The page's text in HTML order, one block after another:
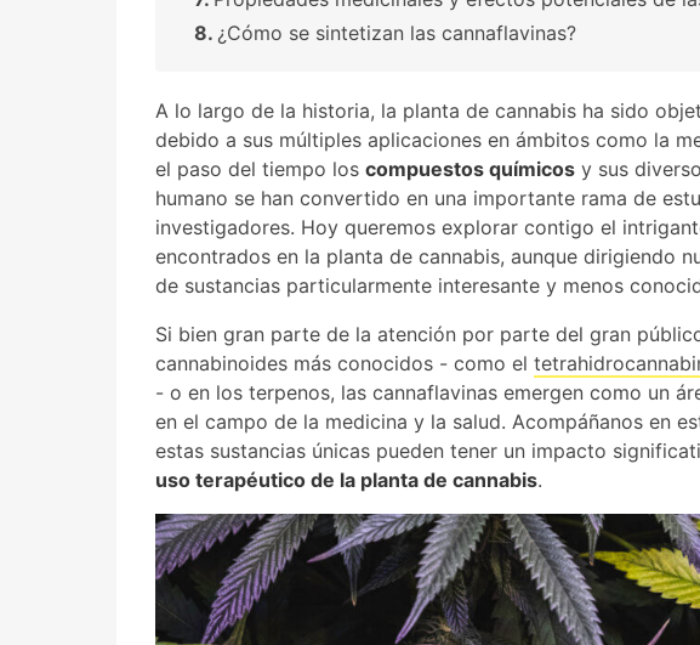
¿Cómo se sintetizan las cannaflavinas?
A lo largo de la historia, la planta de cannabis ha sido
debido a sus múltiples aplicaciones en ámbitos como la
el paso del tiempo los compuestos químicos y sus
humano se han convertido en una importante rama de
investigadores. Hoy queremos explorar contigo el
encontrados en la planta de cannabis, aunque dirigiendo
de sustancias particularmente interesante y menos
Si bien gran parte de la atención por parte del gran
cannabinoides más conocidos - como el
- o en los terpenos, las cannaflavinas emergen como un
en el campo de la medicina y la salud. Acompáñanos en
estas sustancias únicas pueden tener un impacto
uso terapéutico de la planta de cannabis.